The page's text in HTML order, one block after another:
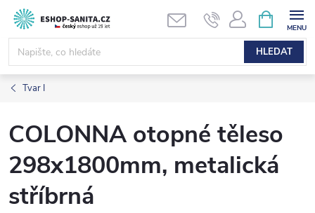
Přejít
obsah
HLEDAT
NÁKUPNÍ
KOŠÍK
Tvar I
COLONNA otopné těleso
298x1800mm, metalická
stříbrná